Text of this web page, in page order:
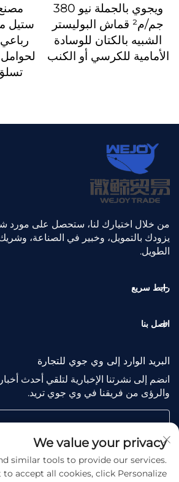
ويجوي بالجملة نيو 380
جم/م² قماش البوليستر
الشبيه بالكتان للوسادة
الأمامية للكرسي أو الكنب
ستيل
من خلال اختيارك لنا، ستحصل على مورد
يزودك بالتمويل، وخبير في الصناعة،
الطويل.
رابط سريع
اتصل بنا
البريد الوارد إلى وي جوي للتجارة
انضم إلى نشرتنا الإخبارية لتلقي أحدث
والرؤى من فريقنا في وي جوي تريد.
Subscribe
We value your privacy
similar tools to provide our services.
accept all cookies, click Personalize